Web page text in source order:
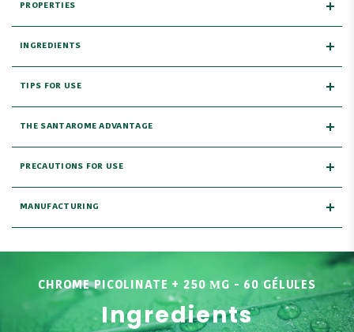
PROPERTIES
INGREDIENTS
TIPS FOR USE
THE SANTAROME ADVANTAGE
PRECAUTIONS FOR USE
MANUFACTURING
CHROME PICOLINATE + 250 ΜG - 60 GÉLULES
Ingredients